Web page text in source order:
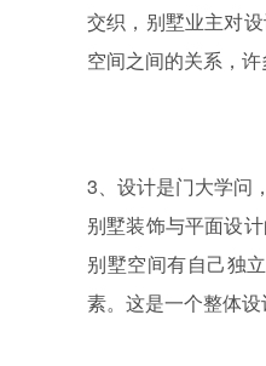
交织，别墅业主对
空间之间的关系，
3、设计是门大学问
别墅装饰与平面设
别墅空间有自己独
素。这是一个整体设